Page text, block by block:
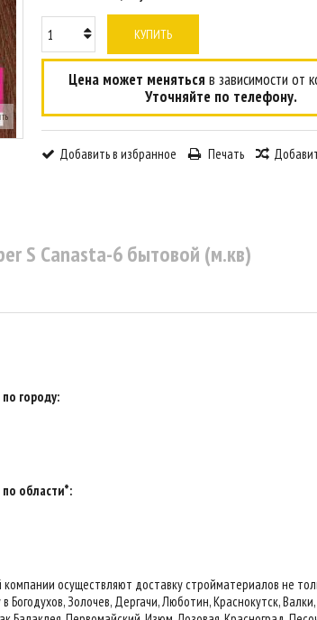
КУПИТЬ
Цена может меняться в зависимости от
Уточняйте по телефону.
Добавить в избранное Печать
S Canasta-6 бытовой (м.кв)
городу:
области*:
осуществляют доставку стройматериалов не
Золочев, Дергачи, Люботин, Краснокутск,